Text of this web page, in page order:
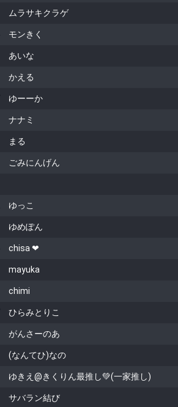
ムラサキクラゲ
モンきく
あいな
かえる
ゆーーか
ナナミ
まる
ごみにんげん
ゆっこ
ゆめぽん
chisa‪‪ ❤︎‬
mayuka
chimi
ひらみとりこ
がんさーのあ
(なんてひ)なの
ゆきえ@きくりん最推し💚(一家推し)
サバラン結び